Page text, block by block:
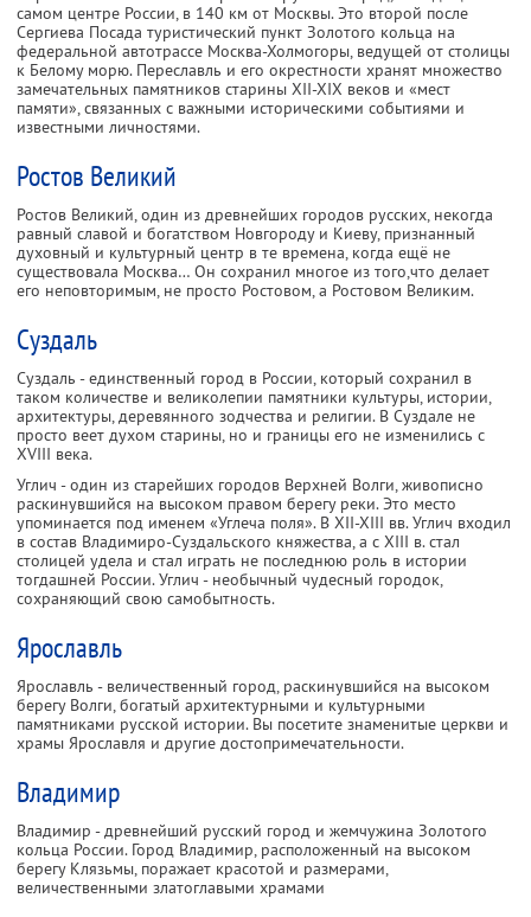
самом центре России, в 140 км от Москвы. Это второй после
Сергиева Посада туристический пункт Золотого кольца на
федеральной автотрассе Москва-Холмогоры, ведущей от столицы
к Белому морю. Переславль и его окрестности хранят множество
замечательных памятников старины XII-XIX веков и «мест
памяти», связанных с важными историческими событиями и
известными личностями.
Ростов Великий
Ростов Великий, один из древнейших городов русских, некогда
равный славой и богатством Новгороду и Киеву, признанный
духовный и культурный центр в те времена, когда ещё не
существовала Москва… Он сохранил многое из того,что делает
его неповторимым, не просто Ростовом, а Ростовом Великим.
Суздаль
Суздаль - единственный город в России, который сохранил в
таком количестве и великолепии памятники культуры, истории,
архитектуры, деревянного зодчества и религии. В Суздале не
просто веет духом старины, но и границы его не изменились с
XVIII века.
Углич - один из старейших городов Верхней Волги, живописно
раскинувшийся на высоком правом берегу реки. Это место
упоминается под именем «Углеча поля». В XII-XIII вв. Углич входил
в состав Владимиро-Суздальского княжества, а с XIII в. стал
столицей удела и стал играть не последнюю роль в истории
тогдашней России. Углич - необычный чудесный городок,
сохраняющий свою самобытность.
Ярославль
Ярославль - величественный город, раскинувшийся на высоком
берегу Волги, богатый архитектурными и культурными
памятниками русской истории. Вы посетите знаменитые церкви и
храмы Ярославля и другие достопримечательности.
Владимир
Владимир - древнейший русский город и жемчужина Золотого
кольца России. Город Владимир, расположенный на высоком
берегу Клязьмы, поражает красотой и размерами,
величественными златоглавыми храмами